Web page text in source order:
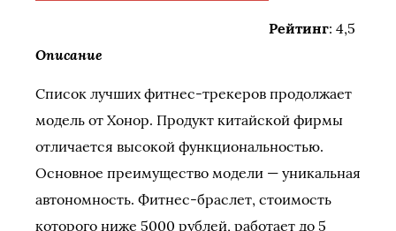
Рейтинг: 4,5
Описание
Список лучших фитнес-трекеров продолжает
модель от Хонор. Продукт китайской фирмы
отличается высокой функциональностью.
Основное преимущество модели — уникальная
автономность. Фитнес-браслет, стоимость
которого ниже 5000 рублей, работает до 5